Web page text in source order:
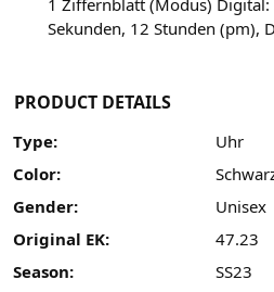
1 Ziffernblatt (Modus)
Sekunden, 12 Stunden (pm),
PRODUCT DETAILS
Type:
Uhr
Color:
Gender:
Unisex
Original EK:
47.23
Season:
SS23